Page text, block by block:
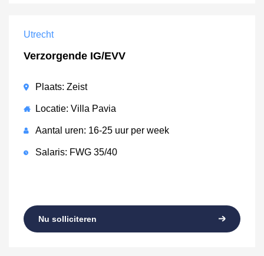
Utrecht
Verzorgende IG/EVV
Plaats: Zeist
Locatie: Villa Pavia
Aantal uren: 16-25 uur per week
Salaris: FWG 35/40
Nu solliciteren